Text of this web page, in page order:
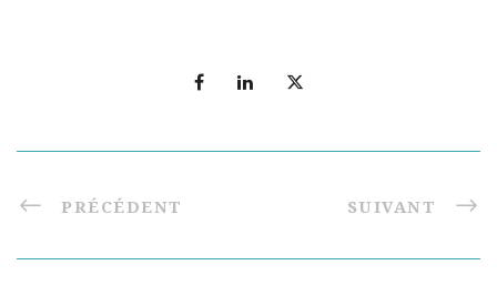
PRÉCÉDENT SUIVANT